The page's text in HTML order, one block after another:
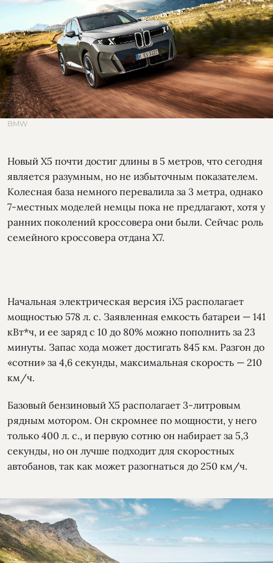
BMW
Новый Х5 почти достиг длины в 5 метров, что сегодня
является разумным, но не избыточным показателем.
Колесная база немного перевалила за 3 метра, однако
7-местных моделей немцы пока не предлагают, хотя у
ранних поколений кроссовера они были. Сейчас роль
семейного кроссовера отдана Х7.
Начальная электрическая версия iX5 располагает
мощностью 578 л. с. Заявленная емкость батареи — 141
кВт*ч, и ее заряд с 10 до 80% можно пополнить за 23
минуты. Запас хода может достигать 845 км. Разгон до
«сотни» за 4,6 секунды, максимальная скорость — 210
км/ч.
Базовый бензиновый Х5 располагает 3-литровым
рядным мотором. Он скромнее по мощности, у него
только 400 л. с., и первую сотню он набирает за 5,3
секунды, но он лучше подходит для скоростных
автобанов, так как может разогнаться до 250 км/ч.